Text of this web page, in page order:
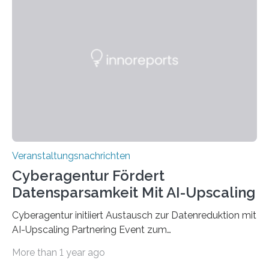
„QUAZAR“ mit insgesamt 1,15 Millionen Euro über vier
Veranstaltungsnachrichten
Cyberagentur Fördert
Datensparsamkeit Mit AI-Upscaling
Cyberagentur initiiert Austausch zur Datenreduktion mit
AI-Upscaling Partnering Event zum
innovative DatenverarbeitungDie Agentur für
More than 1 year ago